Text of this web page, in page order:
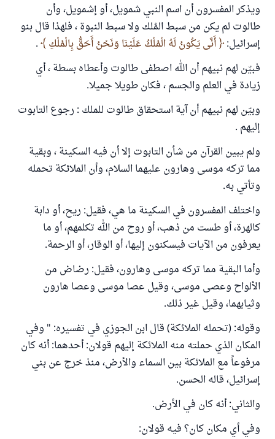
ويذكر المفسرون أن اسم النبي شمويل، أو إشمويل، وأن
طالوت لم يكن من سبط المُلك ولا سبط النبوة ، فلهذا قال بنو
إسرائيل: أَنَّى يَكُونُ لَهُ الْمُلْكُ عَلَيْنَا وَنَحْنُ أَحَقُّ بِالْمُلْكِ
.
فبيّن لهم نبيهم أن الله اصطفى طالوت وأعطاه بسطة ، أي
زيادة في العلم والجسم ، فكان طويلا جميلا.
وبيّن لهم نبيهم أن آية استحقاق طالوت للملك : رجوع التابوت
إليهم .
ولم يبين القرآن من شأن التابوت إلا أن فيه السكينة ، وبقية
مما تركه موسى وهارون عليهما السلام، وأن الملائكة تحمله
وتأتي به.
واختلف المفسرون في السكينة ما هي، فقيل: ريح، أو دابة
كالهرة، أو طست من ذهب، أو روح من الله تكلمهم، أو ما
يعرفون من الآيات فيسكنون إليها، أو الوقار، أو الرحمة.
وأما البقية مما تركه موسى وهارون، فقيل: رضاض من
الألواح وعصى موسى، وقيل عصا موسى وعصا هارون
وثيابهما، وقيل غير ذلك.
وقوله: (تحمله الملائكة) قال ابن الجوزي في تفسيره: " وفي
المكان الذي حملته منه الملائكة إليهم قولان: أحدهما: أنه كان
مرفوعاً مع الملائكة بين السماء والأرض، منذ خرج عن بني
إسرائيل، قاله الحسن.
والثاني: أنه كان في الأرض.
وفي أي مكان كان؟ فيه قولان: